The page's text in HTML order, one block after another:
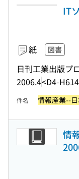
IT
紙 図書
日刊工業出版プ
2006.4<D4-
件名 情報産業--
情